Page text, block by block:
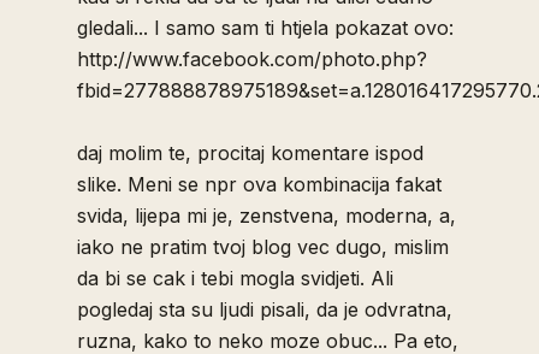
gledali... I samo sam ti htjela pokazat ovo:
http://www.facebook.com/photo.php?
daj molim te, procitaj komentare ispod
slike. Meni se npr ova kombinacija fakat
svida, lijepa mi je, zenstvena, moderna, a,
iako ne pratim tvoj blog vec dugo, mislim
da bi se cak i tebi mogla svidjeti. Ali
pogledaj sta su ljudi pisali, da je odvratna,
ruzna, kako to neko moze obuc... Pa eto,